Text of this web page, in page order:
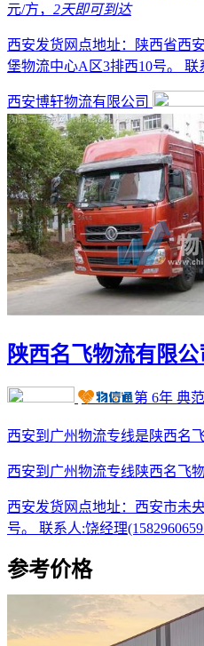
元/方， 2天即可到达
西安发货网点地址：陕西省西
堡物流中心A区3排西10号。 联
西安博轩物流有限公司
陕西名飞物流有限公
第 6年 典
西安到广州物流专线是陕西名
西安到广州物流专线陕西名飞
西安发货网点地址：西安市未
号。 联系人:饶经理
参考价格